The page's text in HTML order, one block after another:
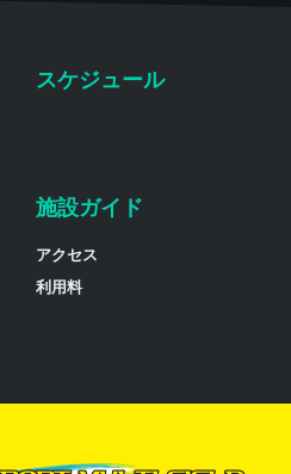
スケジュール
施設ガイド
アクセス
利用料